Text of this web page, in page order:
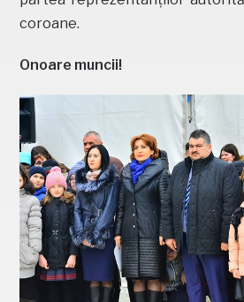
coroane.
Onoare muncii!